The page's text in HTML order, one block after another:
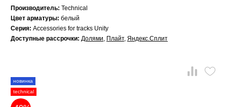
Производитель: Technical
Цвет арматуры: белый
Серия: Accessories for tracks Unity
Доступные рассрочки: Долями, Плайт, Яндекс.Сплит
новинка
technical